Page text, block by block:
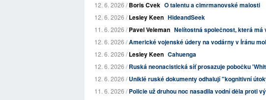
12. 6. 2026 /Boris Cvek O talentu a cimrmanovské malosti
12. 6. 2026 /Lesley Keen HideandSeek
11. 6. 2026 /Pavel Veleman Nelítostná společnost, která má
12. 6. 2026 /Americké vojenské údery na vodárny v Íránu
12. 6. 2026 /Lesley Keen Cahuenga
12. 6. 2026 /Ruská neonacistická síť prosazuje pobočku
12. 6. 2026 /Uniklé ruské dokumenty odhalují "kognitivní
11. 6. 2026 /Policie už druhou noc nasadila vodní děla proti